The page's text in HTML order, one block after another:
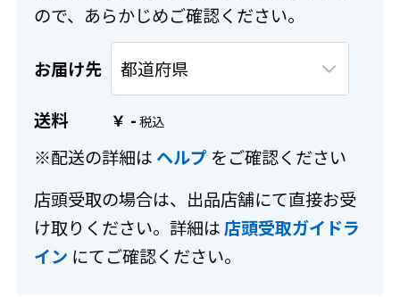
ので、あらかじめご確認ください。
お届け先
送料 ￥ -
※配送の詳細は ヘルプ をご確認ください
店頭受取の場合は、出品店舗にて直接お受
け取りください。詳細は店頭受取ガイドラ
イン にてご確認ください。